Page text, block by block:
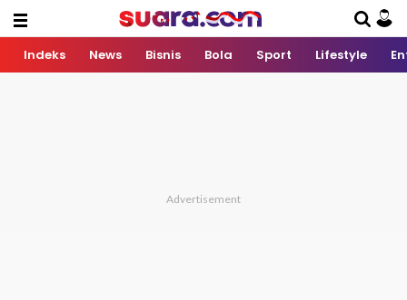
Indeks News Bisnis Bola Sport Lifestyle